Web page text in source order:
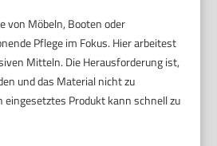
von Möbeln, Booten oder
Pflege im Fokus. Hier arbeitest
Mitteln. Die Herausforderung ist,
und das Material nicht zu
eingesetztes Produkt kann schnell zu